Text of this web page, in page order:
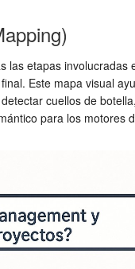
etapas
Este mapa visual
cuellos de
para los